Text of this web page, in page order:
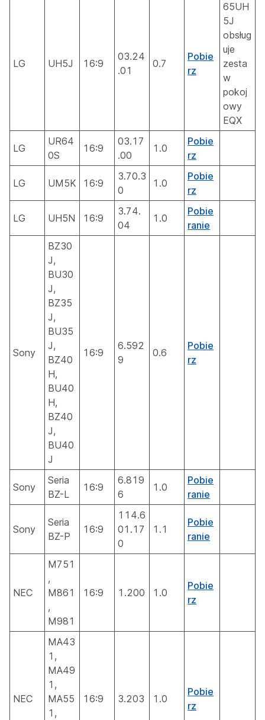
LG UH5J 16:9
03.24
.01
0.7
Pobie
rz
65UH
5J
obsług
uje
zesta
w
pokoj
owy
EQX
LG
UR64
0S
16:9
03.17
.00
1.0
Pobie
rz
LG UM5K 16:9
3.70.3
0
1.0
Pobie
rz
LG UH5N 16:9
3.74.
04
1.0
Pobie
ranie
Sony
BZ30
J,
BU30
J,
BZ35
J,
BU35
J,
BZ40
H,
BU40
H,
BZ40
J,
BU40
J
16:9
6.592
9
0.6
Pobie
rz
Sony
Seria
BZ-L
16:9
6.819
6
1.0
Pobie
ranie
Sony
Seria
BZ-P
16:9
114.6
01.17
0
1.1
Pobie
ranie
NEC
M751
,
M861
,
M981
16:9 1.200 1.0
Pobie
rz
NEC
MA43
1,
MA49
1,
MA55
1,
16:9 3.203 1.0
Pobie
rz